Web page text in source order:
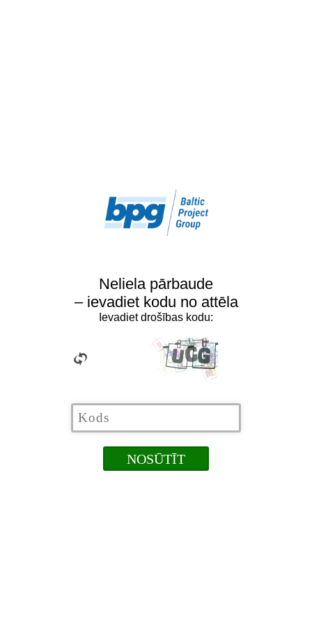
Neliela pārbaude
– ievadiet kodu no attēla
Ievadiet drošības kodu: